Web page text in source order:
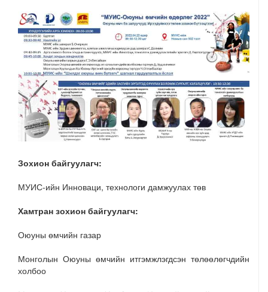
Зохион байгуулагч:
МУИС-ийн Инноваци, технологи дамжуулах төв
Хамтран зохион байгуулагч:
Оюуны өмчийн газар
Монголын Оюуны өмчийн итгэмжлэгдсэн төлөөлөгчдийн
холбоо